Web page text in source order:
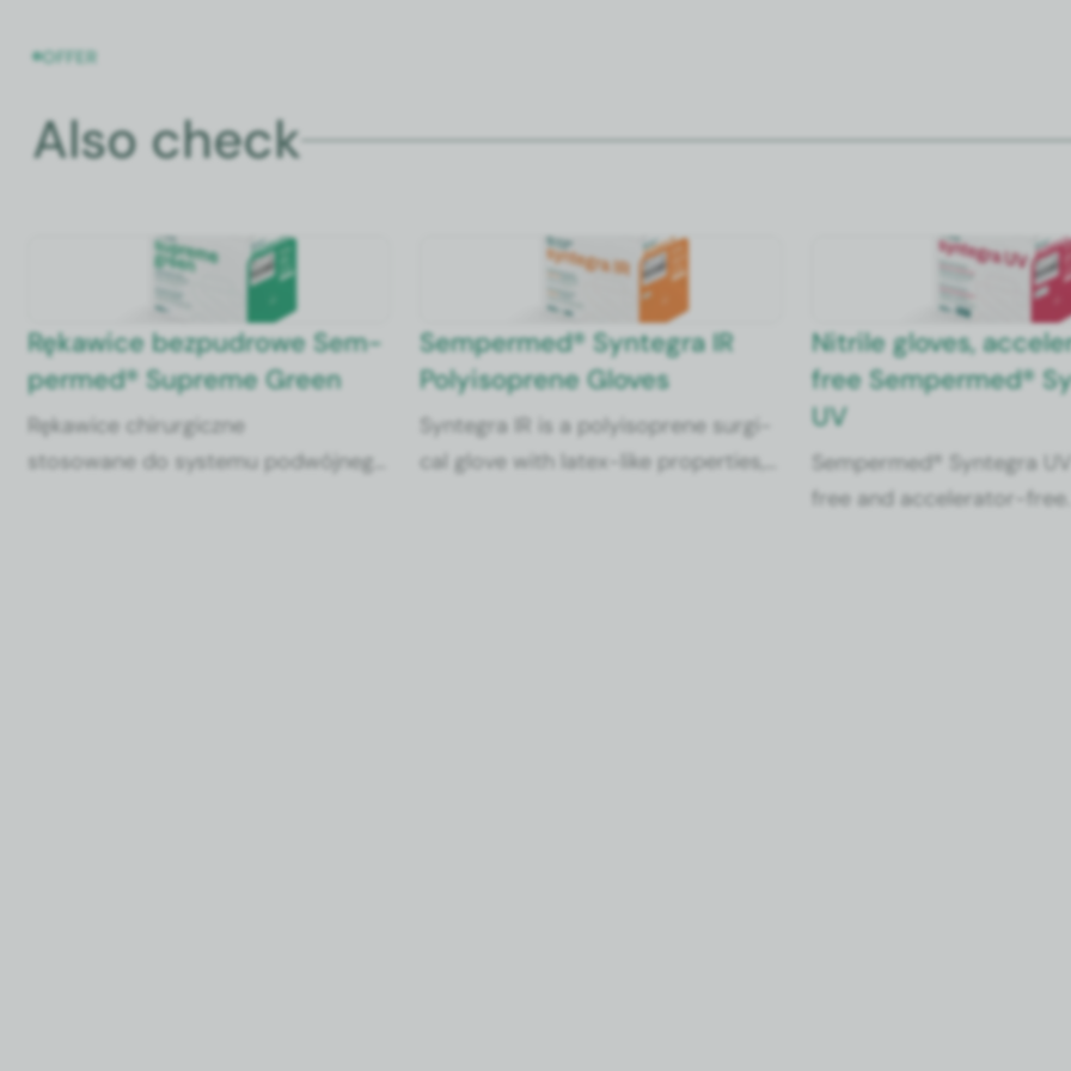
OFFER
Also check
Rękaw­ice bezpudrowe Sem­
permed® Supreme Green
Rękaw­ice chirur­giczne
stosowane do sys­te­mu pod­wójnego
Sem­permed® Syn­te­gra IR
Poly­iso­prene Gloves
Syn­te­gra IR is a poly­iso­prene sur­gi­
cal glove with latex-like prop­er­ties,
Nitrile gloves,
free Sem­permed®
UV
Sem­permed® Syn­te­gra
free and accel­er­a­tor-